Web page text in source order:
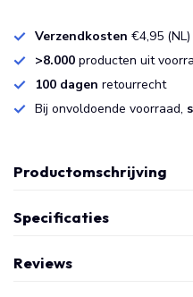
Verzendkosten €4,95
>8.000 producten uit
100 dagen retourrecht
Bij onvoldoende voorraad,
Productomschrijving
Specificaties
Reviews